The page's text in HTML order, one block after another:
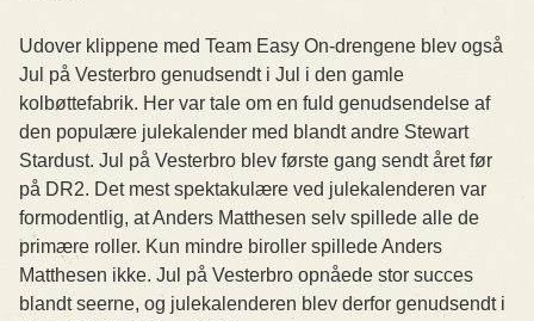
Udover klippene med Team Easy On-drengene blev også
Jul på Vesterbro genudsendt i Jul i den gamle
kolbøttefabrik. Her var tale om en fuld genudsendelse af
den populære julekalender med blandt andre Stewart
Stardust. Jul på Vesterbro blev første gang sendt året før
på DR2. Det mest spektakulære ved julekalenderen var
formodentlig, at Anders Matthesen selv spillede alle de
primære roller. Kun mindre biroller spillede Anders
Matthesen ikke. Jul på Vesterbro opnåede stor succes
blandt seerne, og julekalenderen blev derfor genudsendt i